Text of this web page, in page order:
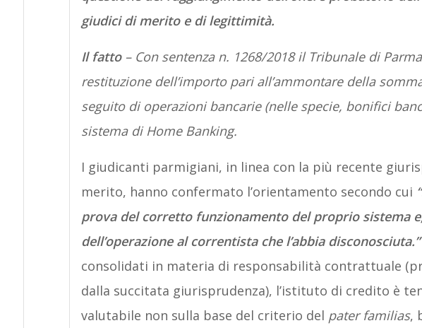
giudici di merito e di legittimità.
Il fatto– Con sentenza n. 1268/2018 il Tribunale di
restituzione dell’importo pari all’ammontare della
seguito di operazioni bancarie (nelle specie, bonifici
sistema di Home Banking.
I giudicanti parmigiani, in linea con la più recente
merito, hanno confermato l’orientamento secondo cui
prova del corretto funzionamento del proprio sistema
dell’operazione al correntista che l’abbia disconosciuta.”
consolidati in materia di responsabilità contrattuale
dalla succitata giurisprudenza), l’istituto di credito è
valutabile non sulla base del criterio del pater familias,